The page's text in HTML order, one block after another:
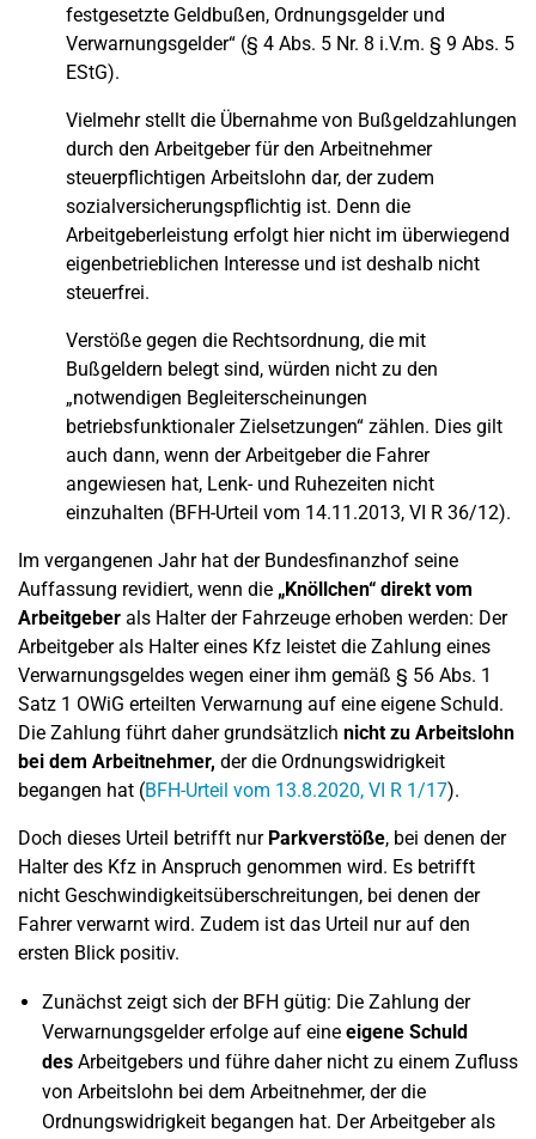
festgesetzte Geldbußen, Ordnungsgelder und
Verwarnungsgelder“ (§ 4 Abs. 5 Nr. 8 i.V.m. § 9 Abs. 5
EStG).
Vielmehr stellt die Übernahme von Bußgeldzahlungen
durch den Arbeitgeber für den Arbeitnehmer
steuerpflichtigen Arbeitslohn dar, der zudem
sozialversicherungspflichtig ist. Denn die
Arbeitgeberleistung erfolgt hier nicht im überwiegend
eigenbetrieblichen Interesse und ist deshalb nicht
steuerfrei.
Verstöße gegen die Rechtsordnung, die mit
Bußgeldern belegt sind, würden nicht zu den
„notwendigen Begleiterscheinungen
betriebsfunktionaler Zielsetzungen“ zählen. Dies gilt
auch dann, wenn der Arbeitgeber die Fahrer
angewiesen hat, Lenk- und Ruhezeiten nicht
einzuhalten (BFH-Urteil vom 14.11.2013, VI R 36/12).
Im vergangenen Jahr hat der Bundesfinanzhof seine
Auffassung revidiert, wenn die „Knöllchen“ direkt vom
Arbeitgeber als Halter der Fahrzeuge erhoben werden: Der
Arbeitgeber als Halter eines Kfz leistet die Zahlung eines
Verwarnungsgeldes wegen einer ihm gemäß § 56 Abs. 1
Satz 1 OWiG erteilten Verwarnung auf eine eigene Schuld.
Die Zahlung führt daher grundsätzlich nicht zu Arbeitslohn
bei dem Arbeitnehmer, der die Ordnungswidrigkeit
begangen hat (BFH-Urteil vom 13.8.2020, VI R 1/17).
Doch dieses Urteil betrifft nur Parkverstöße, bei denen der
Halter des Kfz in Anspruch genommen wird. Es betrifft
nicht Geschwindigkeitsüberschreitungen, bei denen der
Fahrer verwarnt wird. Zudem ist das Urteil nur auf den
ersten Blick positiv.
Zunächst zeigt sich der BFH gütig: Die Zahlung der
Verwarnungsgelder erfolge auf eine eigene Schuld
des Arbeitgebers und führe daher nicht zu einem Zufluss
von Arbeitslohn bei dem Arbeitnehmer, der die
Ordnungswidrigkeit begangen hat. Der Arbeitgeber als